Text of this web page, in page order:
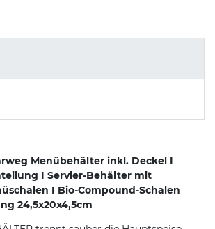
Menübehälter inkl. Deckel I
I Servier-Behälter mit
I Bio-Compound-Schalen
24,5x20x4,5cm